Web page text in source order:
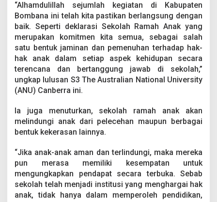
a
h
R
a
m
a
A
n
a
H
n
g
a
K
k
u
h
“Alhamdulillah sejumlah kegiatan di Kabupaten
Bombana ini telah kita pastikan berlangsung dengan
baik. Seperti deklarasi Sekolah Ramah Anak yang
merupakan komitmen kita semua, sebagai salah
satu bentuk jaminan dan pemenuhan terhadap hak-
hak anak dalam setiap aspek kehidupan secara
terencana dan bertanggung jawab di sekolah,”
ungkap lulusan S3 The Australian National University
(ANU) Canberra ini.
Ia juga menuturkan, sekolah ramah anak akan
melindungi anak dari pelecehan maupun berbagai
bentuk kekerasan lainnya.
“Jika anak-anak aman dan terlindungi, maka mereka
pun merasa memiliki kesempatan untuk
mengungkapkan pendapat secara terbuka. Sebab
sekolah telah menjadi institusi yang menghargai hak
anak, tidak hanya dalam memperoleh pendidikan,